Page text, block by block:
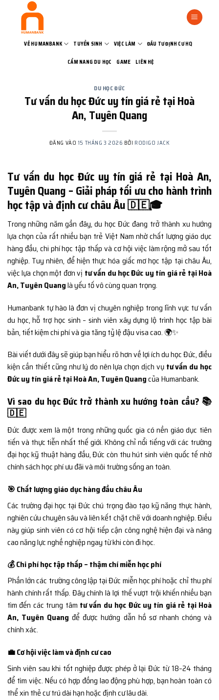
VỀ HUMANBANK TUYỂN SINH VIỆC LÀM ĐẦU TƯ ĐỊNH CƯ HQ
CẨM NANG DU HỌC GAME LIÊN HỆ
DU HỌC ĐỨC
Tư vấn du học Đức uy tín giá rẻ tại Hoà
An, Tuyên Quang
ĐĂNG VÀO 15 THÁNG 3 2026 BỞI RODIGO JACK
Tư vấn du học Đức uy tín giá rẻ tại Hoà An,
Tuyên Quang – Giải pháp tối ưu cho hành trình
học tập và định cư châu Âu 🇩🇪🎓
Trong những năm gần đây, du học Đức đang trở thành xu hướng
lựa chọn của rất nhiều bạn trẻ Việt Nam nhờ chất lượng giáo dục
hàng đầu, chi phí học tập thấp và cơ hội việc làm rộng mở sau tốt
nghiệp. Tuy nhiên, để hiện thực hóa giấc mơ học tập tại châu Âu,
việc lựa chọn một đơn vị tư vấn du học Đức uy tín giá rẻ tại Hoà
An, Tuyên Quanglà yếu tố vô cùng quan trọng.
Humanbank tự hào là đơn vị chuyên nghiệp trong lĩnh vực tư vấn
du học, hỗ trợ học sinh – sinh viên xây dựng lộ trình học tập bài
bản, tiết kiệm chi phí và gia tăng tỷ lệ đậu visa cao. 🌍✨
Bài viết dưới đây sẽ giúp bạn hiểu rõ hơn về lợi ích du học Đức, điều
kiện cần thiết cũng như lý do nên lựa chọn dịch vụ tư vấn du học
Đức uy tín giá rẻ tại Hoà An, Tuyên Quangcủa Humanbank.
Vì sao du học Đức trở thành xu hướng toàn cầu? 📚
🇩🇪
Đức được xem là một trong những quốc gia có nền giáo dục tiên
tiến và thực tiễn nhất thế giới. Không chỉ nổi tiếng với các trường
đại học kỹ thuật hàng đầu, Đức còn thu hút sinh viên quốc tế nhờ
chính sách học phí ưu đãi và môi trường sống an toàn.
🎯 Chất lượng giáo dục hàng đầu châu Âu
Các trường đại học tại Đức chú trọng đào tạo kỹ năng thực hành,
nghiên cứu chuyên sâu và liên kết chặt chẽ với doanh nghiệp. Điều
này giúp sinh viên có cơ hội tiếp cận công nghệ hiện đại và nâng
cao năng lực nghề nghiệp ngay từ khi còn đi học.
💰 Chi phí học tập thấp – thậm chí miễn học phí
Phần lớn các trường công lập tại Đức miễn học phí hoặc chỉ thu phí
hành chính rất thấp. Đây chính là lợi thế vượt trội khiến nhiều bạn
tìm đến các trung tâm tư vấn du học Đức uy tín giá rẻ tại Hoà
An, Tuyên Quang để được hướng dẫn hồ sơ nhanh chóng và
chính xác.
💼 Cơ hội việc làm và định cư cao
Sinh viên sau khi tốt nghiệp được phép ở lại Đức từ 18–24 tháng
để tìm việc. Nếu có hợp đồng lao động phù hợp, bạn hoàn toàn có
thể xin thẻ cư trú dài hạn hoặc định cư lâu dài.